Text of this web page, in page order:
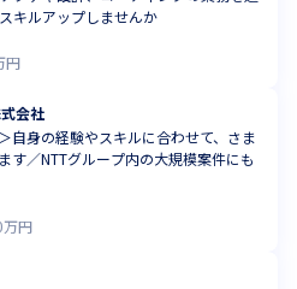
キルアップしませんか
円
会社
自身の経験やスキルに合わせて、さま
す／NTTグループ内の大規模案件にも
万円